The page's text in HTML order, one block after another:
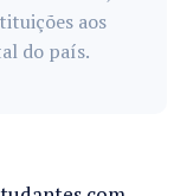
aos
do país.